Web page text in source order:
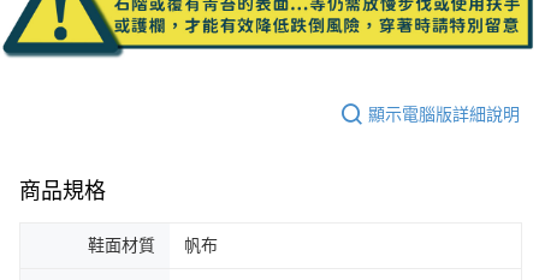
顯示電腦版詳細說明
商品規格
鞋面材質 帆布